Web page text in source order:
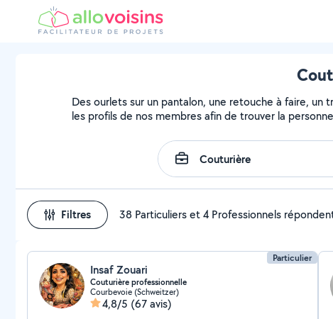
Des ourlets sur un pantalon, une retouche à faire, un
les profils de nos membres afin de trouver la
Filtres 38 Particuliers et 4 Professionnels
Particulier
Insaf Zouari
Couturière professionnelle
Courbevoie (Schweitzer)
4,8/5 (67 avis)